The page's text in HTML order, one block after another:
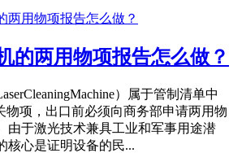
的两用物项报告怎么做？
）属于管制清单中
物项，出口前必须向商务部申请两用物
由于激光技术兼具工业和军事用途潜
核心是证明设备的民...